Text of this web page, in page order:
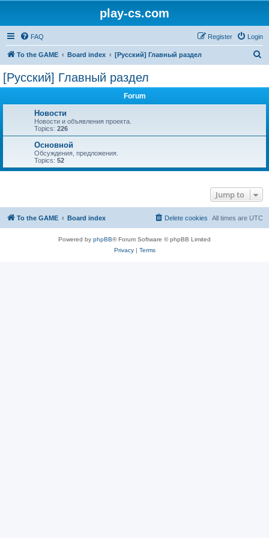
play-cs.com
FAQ Login
Register
To the GAME Board index [Русский] Главный раздел
[Русский] Главный раздел
Forum
Новости
Новости и объявления проекта.
Topics: 226
Основной
Обсуждения, предложения.
Topics: 52
Jump to
To the GAME Board index All times are UTC
Delete cookies
Powered by phpBB® Forum Software © phpBB Limited
Privacy| Terms